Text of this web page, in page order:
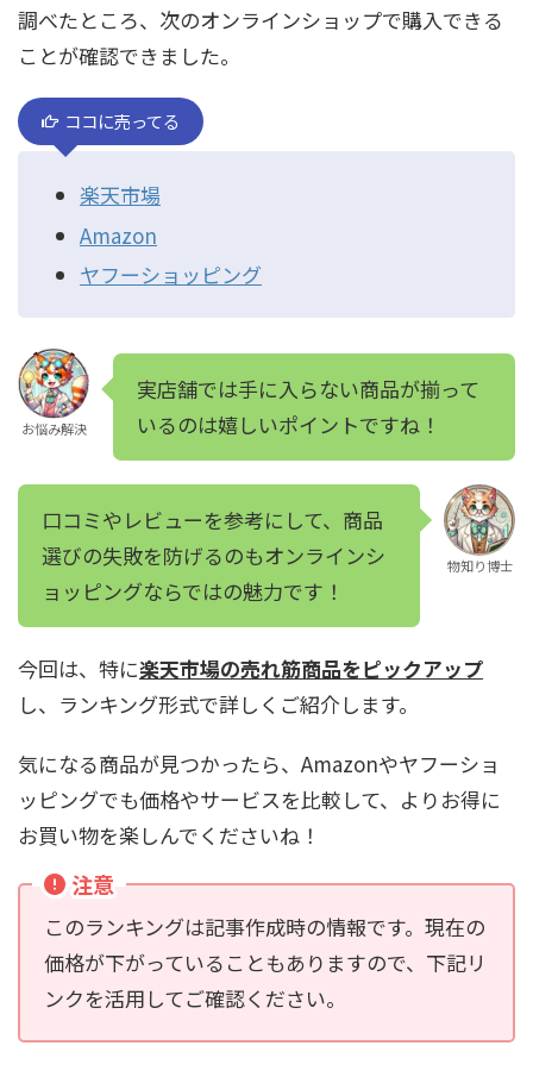
調べたところ、次のオンラインショップで購入できる
ことが確認できました。
ココに売ってる
楽天市場
Amazon
ヤフーショッピング
お悩み解決
実店舗では手に入らない商品が揃って
いるのは嬉しいポイントですね！
口コミやレビューを参考にして、商品
選びの失敗を防げるのもオンラインシ
ョッピングならではの魅力です！
物知り博士
今回は、特に楽天市場の売れ筋商品をピックアップ
し、ランキング形式で詳しくご紹介します。
気になる商品が見つかったら、Amazonやヤフーショ
ッピングでも価格やサービスを比較して、よりお得に
お買い物を楽しんでくださいね！
注意
このランキングは記事作成時の情報です。現在の
価格が下がっていることもありますので、下記リ
ンクを活用してご確認ください。